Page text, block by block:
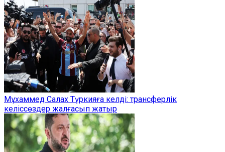
Мұхаммед Салах Түркияға келді: трансферлік
келіссөздер жалғасып жатыр